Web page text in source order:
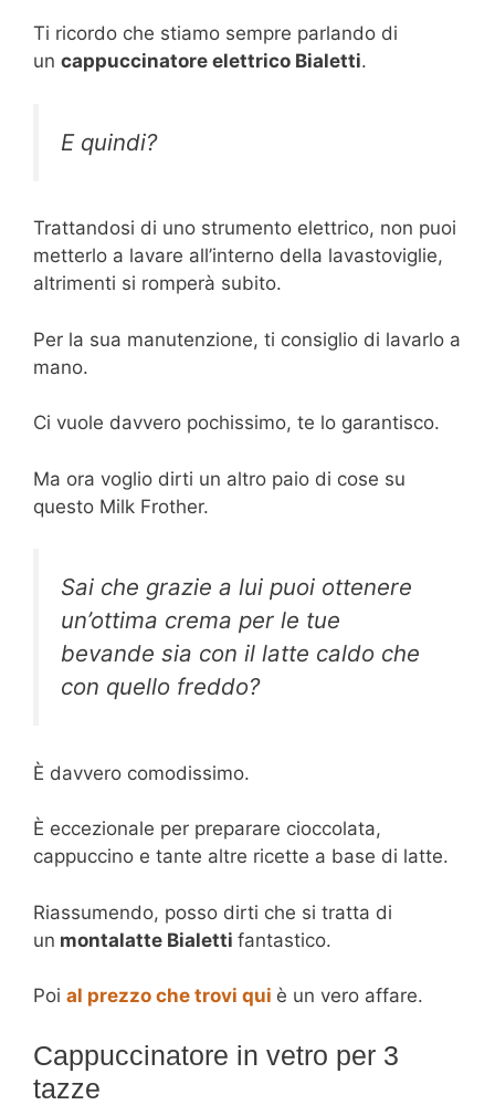
Ti ricordo che stiamo sempre parlando di
un cappuccinatore elettrico Bialetti.
E quindi?
Trattandosi di uno strumento elettrico, non puoi
metterlo a lavare all’interno della lavastoviglie,
altrimenti si romperà subito.
Per la sua manutenzione, ti consiglio di lavarlo a
mano.
Ci vuole davvero pochissimo, te lo garantisco.
Ma ora voglio dirti un altro paio di cose su
questo Milk Frother.
Sai che grazie a lui puoi ottenere
un’ottima crema per le tue
bevande sia con il latte caldo che
con quello freddo?
È davvero comodissimo.
È eccezionale per preparare cioccolata,
cappuccino e tante altre ricette a base di latte.
Riassumendo, posso dirti che si tratta di
un montalatte Bialetti fantastico.
Poi al prezzo che trovi qui è un vero affare.
Cappuccinatore in vetro per 3
tazze